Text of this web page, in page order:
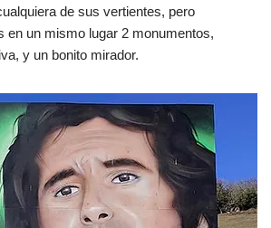
de sus vertientes, pero
en un mismo lugar 2 monumentos,
y un bonito mirador.